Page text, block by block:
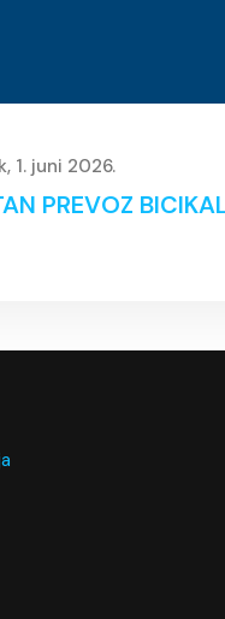
1. juni 2026.
PREVOZ